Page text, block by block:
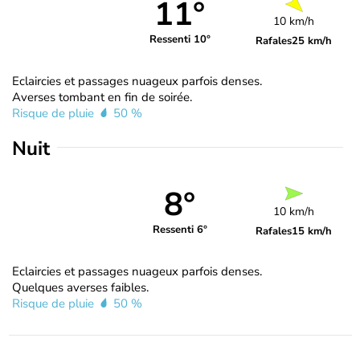
11°
Ressenti 10°
10 km/h
Rafales25 km/h
Eclaircies et passages nuageux parfois denses.
Averses tombant en fin de soirée.
Risque de pluie
50 %
Nuit
8°
Ressenti 6°
10 km/h
Rafales15 km/h
Eclaircies et passages nuageux parfois denses.
Quelques averses faibles.
Risque de pluie
50 %